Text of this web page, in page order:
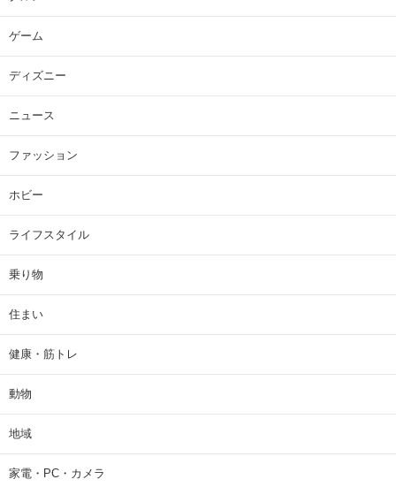
ゲーム
ディズニー
ニュース
ファッション
ホビー
ライフスタイル
乗り物
住まい
健康・筋トレ
動物
地域
家電・PC・カメラ